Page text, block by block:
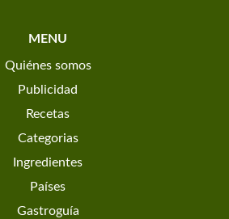
MENU
Quiénes somos
Publicidad
Recetas
Categorias
Ingredientes
Países
Gastroguía